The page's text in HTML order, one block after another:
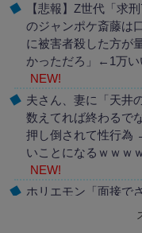
【悲報】Z世代「求
のジャンポケ斎藤は
に被害者殺した方が
かっただろ」←1万い
NEW!
夫さん、妻に「天井
数えてれば終わるで
押し倒されて性行為
いことになるｗｗｗ
NEW!
ホリエモン「面接で
豆パックの薄いフィ